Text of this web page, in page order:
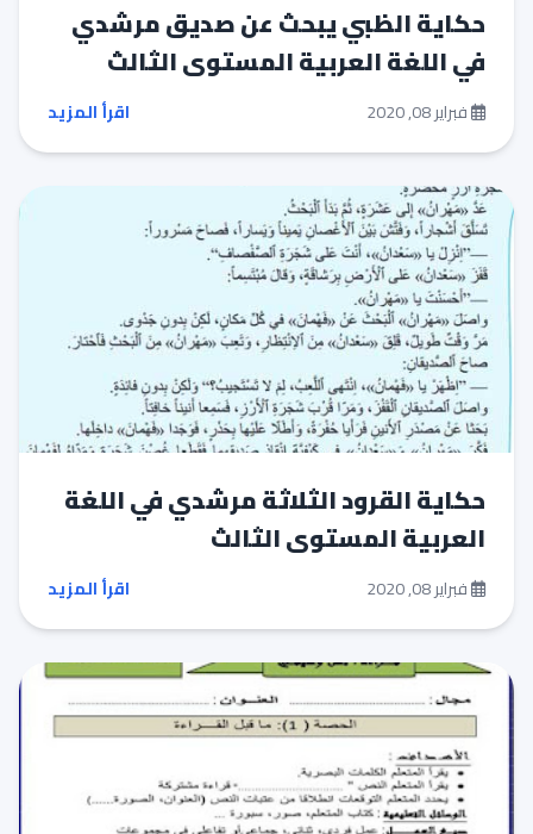
حكاية الظبي يبحث عن صديق مرشدي
في اللغة العربية المستوى الثالث
فبراير 08, 2020 اقرأ المزيد
حكاية القرود الثلاثة مرشدي في اللغة
العربية المستوى الثالث
فبراير 08, 2020 اقرأ المزيد